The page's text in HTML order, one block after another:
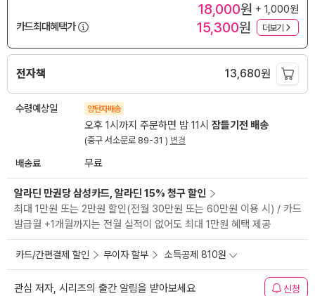
18,000원 + 1,000원
카드최대혜택가
15,300원 더보기
전자책 13,680원
수령예상일 양탄자배송
오후 1시까지 주문하면 밤 11시 잠들기전 배송
(중구 서소문로 89-31 ) 변경
배송료 무료
알라딘 만권당 삼성카드, 알라딘 15% 청구 할인
최대 1만원 또는 2만원 할인(전월 30만원 또는 60만원 이용 시) / 카드
발급월 +1개월까지는 전월 실적이 없어도 최대 1만원 혜택 제공
카드/간편결제 할인 무이자 할부 소득공제 810원
관심 저자, 시리즈의 출간 알림을 받아보세요 신청